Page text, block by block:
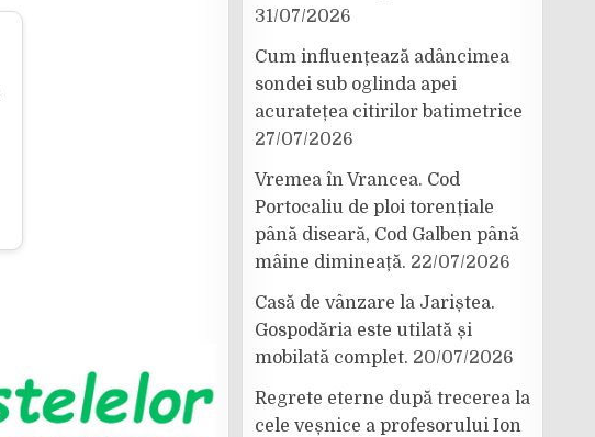
31/07/2026
Cum influențează adâncimea
sondei sub oglinda apei
acuratețea citirilor batimetrice
27/07/2026
Vremea în Vrancea. Cod
Portocaliu de ploi torențiale
până diseară, Cod Galben până
mâine dimineață. 22/07/2026
Casă de vânzare la Jariștea.
Gospodăria este utilată și
mobilată complet. 20/07/2026
Regrete eterne după trecerea la
cele veșnice a profesorului Ion